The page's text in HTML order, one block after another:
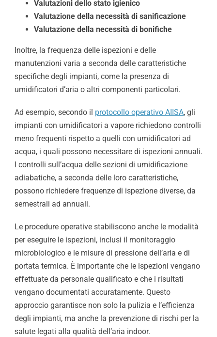
Valutazioni dello stato igienico
Valutazione della necessità di sanificazione
Valutazione della necessità di bonifiche
Inoltre, la frequenza delle ispezioni e delle
manutenzioni varia a seconda delle caratteristiche
specifiche degli impianti, come la presenza di
umidificatori d’aria o altri componenti particolari.
Ad esempio, secondo il protocollo operativo AIISA, gli
impianti con umidificatori a vapore richiedono controlli
meno frequenti rispetto a quelli con umidificatori ad
acqua, i quali possono necessitare di ispezioni annuali.
I controlli sull’acqua delle sezioni di umidificazione
adiabatiche, a seconda delle loro caratteristiche,
possono richiedere frequenze di ispezione diverse, da
semestrali ad annuali.
Le procedure operative stabiliscono anche le modalità
per eseguire le ispezioni, inclusi il monitoraggio
microbiologico e le misure di pressione dell’aria e di
portata termica. È importante che le ispezioni vengano
effettuate da personale qualificato e che i risultati
vengano documentati accuratamente. Questo
approccio garantisce non solo la pulizia e l’efficienza
degli impianti, ma anche la prevenzione di rischi per la
salute legati alla qualità dell’aria indoor.